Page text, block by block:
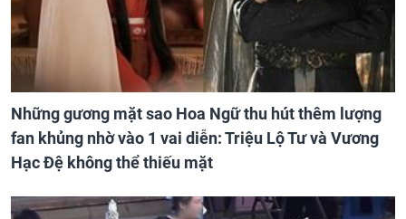
Những gương mặt sao Hoa Ngữ thu hút thêm lượng
fan khủng nhờ vào 1 vai diễn: Triệu Lộ Tư và Vương
Hạc Đệ không thể thiếu mặt